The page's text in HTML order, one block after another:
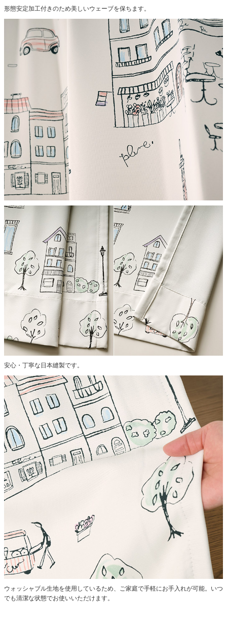
形態安定加工付きのため美しいウェーブを保ちます。
安心・丁寧な日本縫製です。
ウォッシャブル生地を使用しているため、ご家庭で手軽にお手入れが可能。いつ
でも清潔な状態でお使いいただけます。